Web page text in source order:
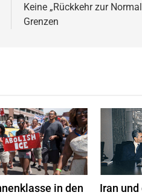
Keine „Rückkehr zur
Grenzen
versammelten sich etwa
in der Innenstadt von
marschierten durch die
gegen die Trennung von
von ihren Familien zu
forderten
ICE (U.S. Immigration
in den
Der
Iran und